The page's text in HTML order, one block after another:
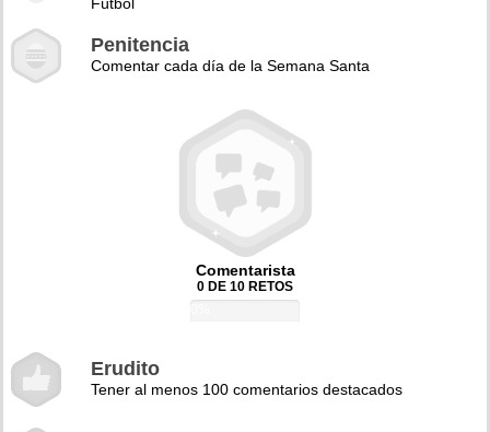
Penitencia
Comentar cada día de la Semana Santa
Comentarista
0 DE 10 RETOS
Erudito
Tener al menos 100 comentarios destacados